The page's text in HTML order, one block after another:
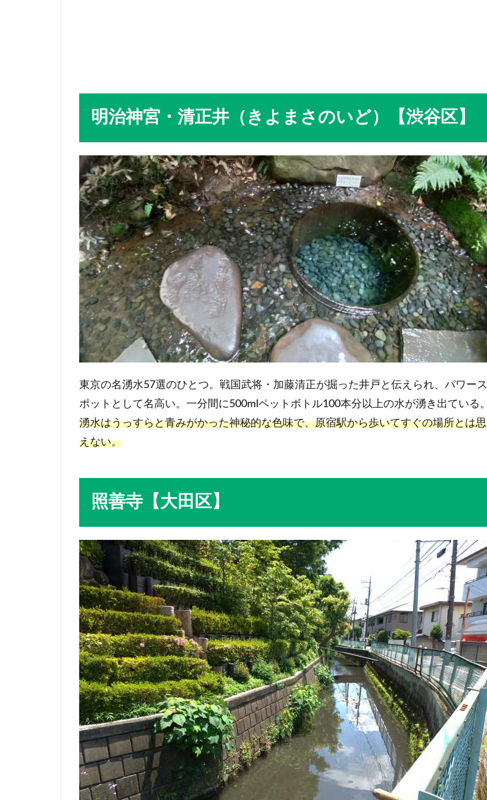
明治神宮・清正井（きよまさのいど）【渋谷区】
東京の名湧水57選のひとつ。戦国武将・加藤清正が掘った井戸と伝えられ、パワース
ポットとして名高い。一分間に500mlペットボトル100本分以上の水が湧き出ている。
湧水はうっすらと青みがかった神秘的な色味で、原宿駅から歩いてすぐの場所とは思
えない。
照善寺【大田区】